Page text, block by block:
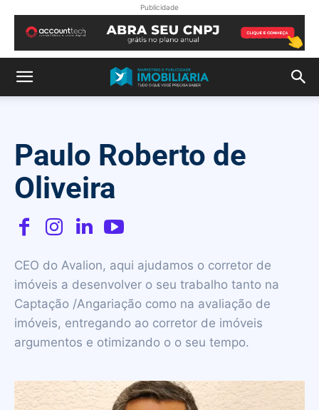
Publicidade
Paulo Roberto de
Oliveira
CEO do Avalion, aqui ajudamos o corretor de
imóveis a desenvolver o seu trabalho tanto na
Captação /Angariação como na avaliação de
imóveis, entregando ao corretor de imóveis
argumentos e otimizando o o seu tempo.